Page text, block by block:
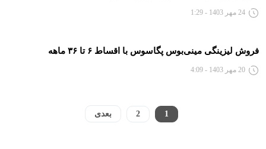
24 مهر 1403 - 1:29
فروش لیزینگی مینی‌بوس پگاسوس با اقساط ۶ تا ۳۶ ماهه
20 مهر 1403 - 4:09
1
2 بعدی